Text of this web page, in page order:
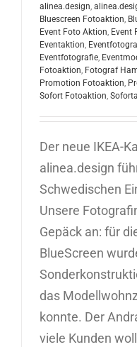
alinea.design,
Bluescreen Fotoaktion,
Event Foto Aktion, Event
Eventaktion,
Eventfotografie,
Fotoaktion, Fotograf
Promotion Fotoaktion,
Sofort Fotoaktion,
Der neue IKEA-
alinea.design
Schwedischen
Unsere
Gepäck an: für
BlueScreen
das
konnte. Der
viele Kunden